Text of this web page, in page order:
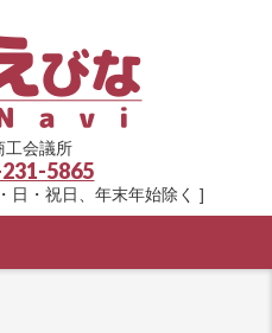
工会議所
5865
日・祝日、年末年始除く ]